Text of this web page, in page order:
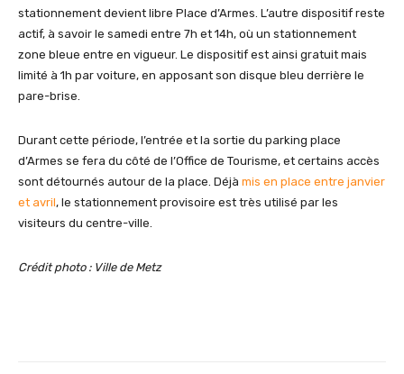
stationnement devient libre Place d’Armes. L’autre dispositif reste
actif, à savoir le samedi entre 7h et 14h, où un stationnement
zone bleue entre en vigueur. Le dispositif est ainsi gratuit mais
limité à 1h par voiture, en apposant son disque bleu derrière le
pare-brise.
Durant cette période, l’entrée et la sortie du parking place
d’Armes se fera du côté de l’Office de Tourisme, et certains accès
sont détournés autour de la place. Déjà mis en place entre janvier
et avril, le stationnement provisoire est très utilisé par les
visiteurs du centre-ville.
Crédit photo : Ville de Metz